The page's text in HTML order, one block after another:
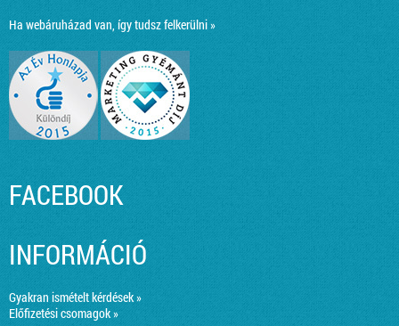
Ha webáruházad van, így tudsz felkerülni »
FACEBOOK
INFORMÁCIÓ
Gyakran ismételt kérdések »
Előfizetési csomagok »